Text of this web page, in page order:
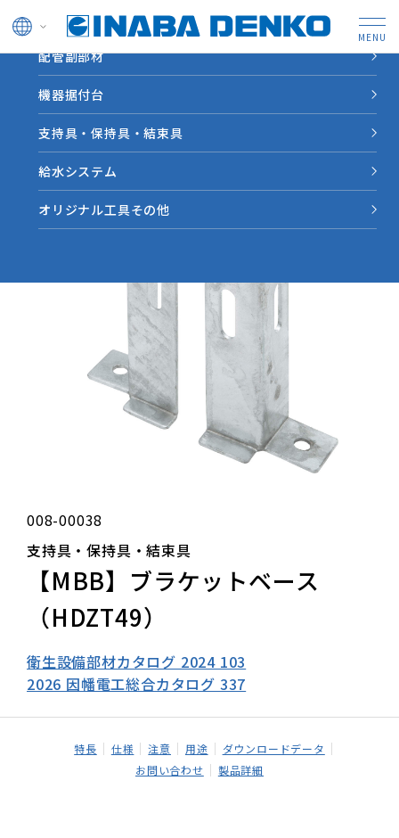
ドレン管
配管副部材
機器据付台
支持具・保持具・結束具
給水システム
オリジナル工具その他
HOME 製品情報 【MBB】ブラケットベース（HDZT49）
008-00038
支持具・保持具・結束具
【MBB】ブラケットベース
（HDZT49）
衛生設備部材カタログ 2024 103
2026 因幡電工総合カタログ 337
特長 仕様 注意 用途
ダウンロードデータ
お問い合わせ
製品詳細